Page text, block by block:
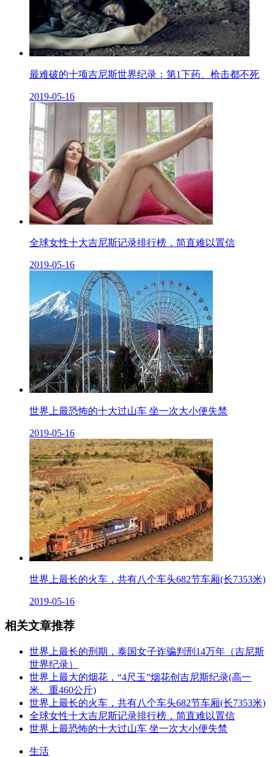
最难破的十项吉尼斯世界纪录：第1下药、枪击都不死
2019-05-16
全球女性十大吉尼斯记录排行榜，简直难以置信
2019-05-16
世界上最恐怖的十大过山车 坐一次大小便失禁
2019-05-16
世界上最长的火车，共有八个车头682节车厢(长7353米)
2019-05-16
相关文章推荐
世界上最长的刑期，泰国女子诈骗判刑14万年（吉尼斯
世界纪录）
世界上最大的烟花，“4尺玉”烟花创吉尼斯纪录(高一
米、重460公斤)
世界上最长的火车，共有八个车头682节车厢(长7353米)
全球女性十大吉尼斯记录排行榜，简直难以置信
世界上最恐怖的十大过山车 坐一次大小便失禁
生活